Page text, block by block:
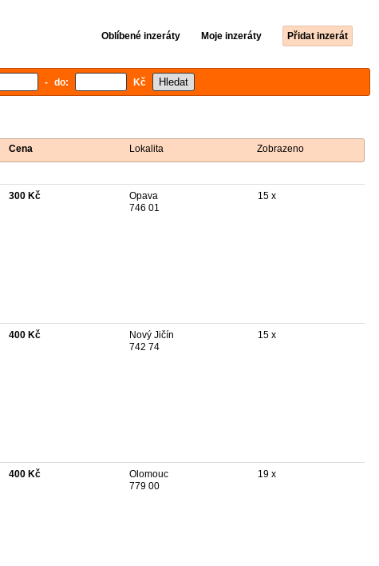
Oblíbené inzeráty Moje inzeráty Přidat inzerát
- do: Kč
Cena Lokalita Zobrazeno
300 Kč
Opava
746 01
15 x
400 Kč
Nový Jičín
742 74
15 x
400 Kč
Olomouc
779 00
19 x